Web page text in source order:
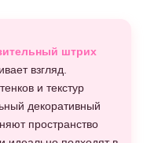
штрих
взгляд.
и текстур
декоративный
пространство